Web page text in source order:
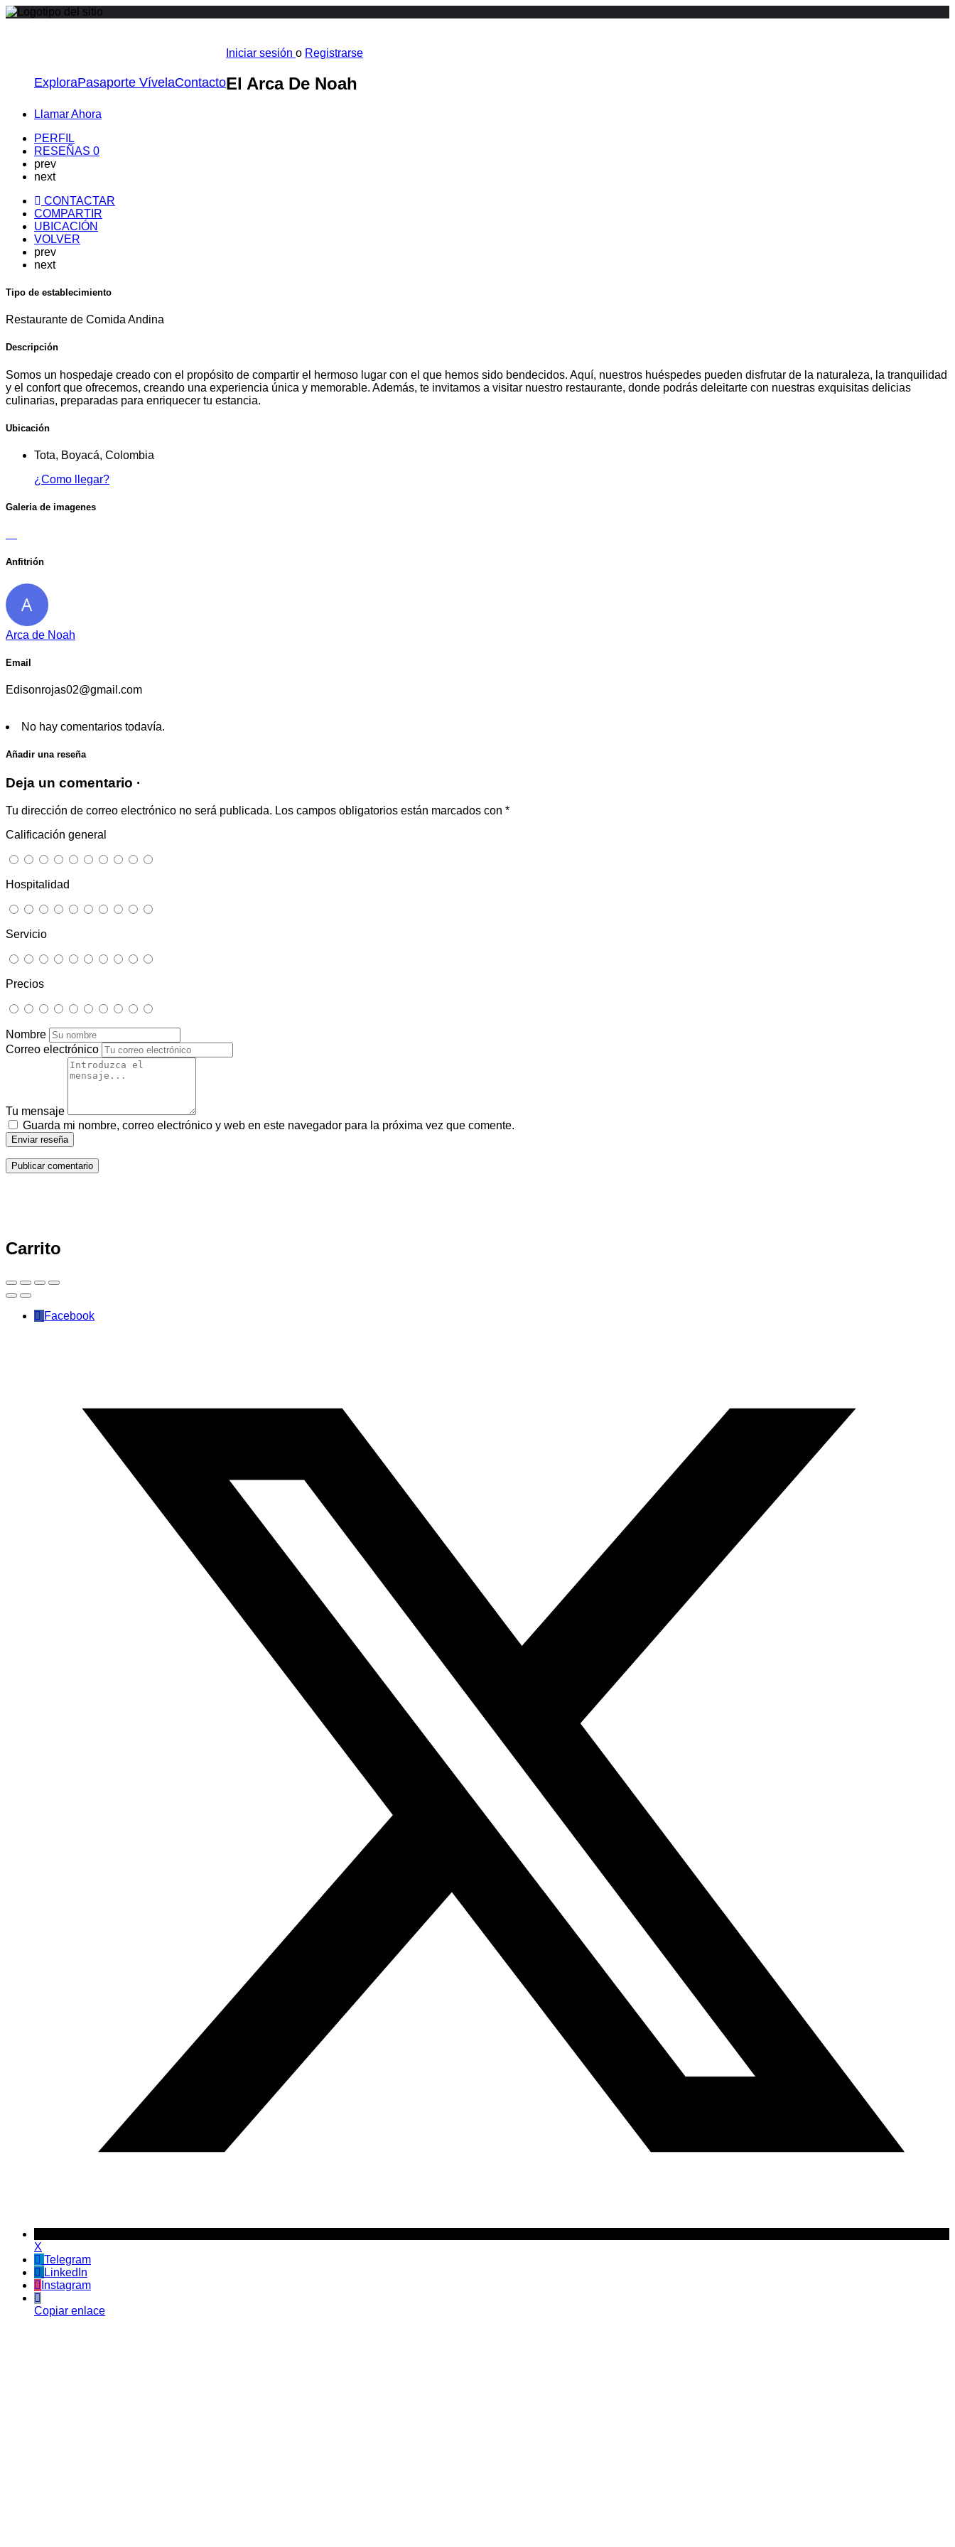
ExploraPasaporte VívelaContacto
Iniciar sesión o Registrarse
El Arca De Noah
Llamar Ahora
PERFIL
RESEÑAS 0
prev
next
CONTACTAR
COMPARTIR
UBICACIÓN
VOLVER
prev
next
Tipo de establecimiento
Restaurante de Comida Andina
Descripción
Somos un hospedaje creado con el propósito de compartir el hermoso lugar con el que hemos sido bendecidos. Aquí, nuestros huéspedes pueden disfrutar de la naturaleza, la tranquilidad
y el confort que ofrecemos, creando una experiencia única y memorable. Además, te invitamos a visitar nuestro restaurante, donde podrás deleitarte con nuestras exquisitas delicias
culinarias, preparadas para enriquecer tu estancia.
Ubicación
Tota, Boyacá, Colombia
¿Como llegar?
Galeria de imagenes
Anfitrión
Arca de Noah
Email
Edisonrojas02@gmail.com
No hay comentarios todavía.
Añadir una reseña
Deja un comentario ·
Tu dirección de correo electrónico no será publicada. Los campos obligatorios están marcados con *
Calificación general
Hospitalidad
Servicio
Precios
Nombre
Correo electrónico
Tu mensaje
Guarda mi nombre, correo electrónico y web en este navegador para la próxima vez que comente.
Enviar reseña
Carrito
Facebook
X
Telegram
LinkedIn
Instagram
Copiar enlace